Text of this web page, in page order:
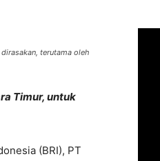
terutama oleh
Timur, untuk
(BRI), PT